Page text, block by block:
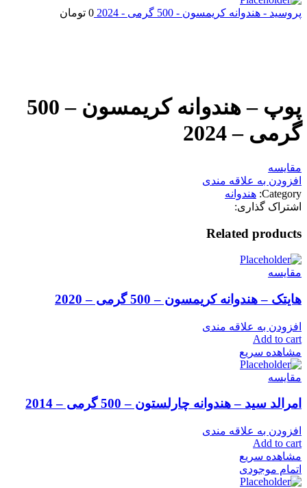
پروسید - هندوانه کریمسون - 500 گرمی - 2024 0 تومان
پوپ – هندوانه کریمسون – 500
گرمی – 2024
مقایسه
افزودن به علاقه مندی
Category: هندوانه
اشتراک گذاری:
Related products
مقایسه
هایتک – هندوانه کریمسون – 500 گرمی – 2020
افزودن به علاقه مندی
Add to cart
مشاهده سریع
مقایسه
امرالد سید – هندوانه چارلستون – 500 گرمی – 2014
افزودن به علاقه مندی
Add to cart
مشاهده سریع
اتمام موجودی